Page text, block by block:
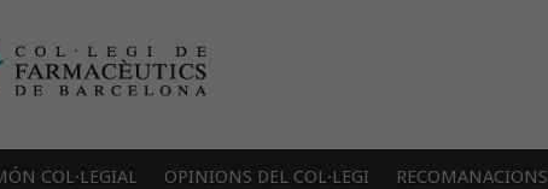
COL·LEGIAL OPINIONS DEL COL·LEGI RECOMANACIONS